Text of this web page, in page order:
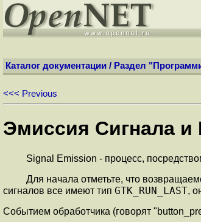
Каталог документации / Раздел
<<< Previous
Эмиссия Сигнала и
Signal Emission - процесс,
Для начала отметьте, что
сигналов все имеют тип GTK_RUN_LAST,
Событием обработчика (говорят